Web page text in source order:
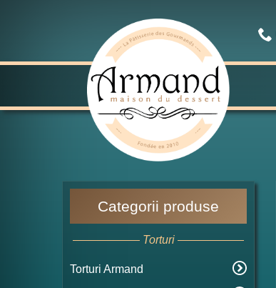
Categorii produse
Torturi
Torturi Armand